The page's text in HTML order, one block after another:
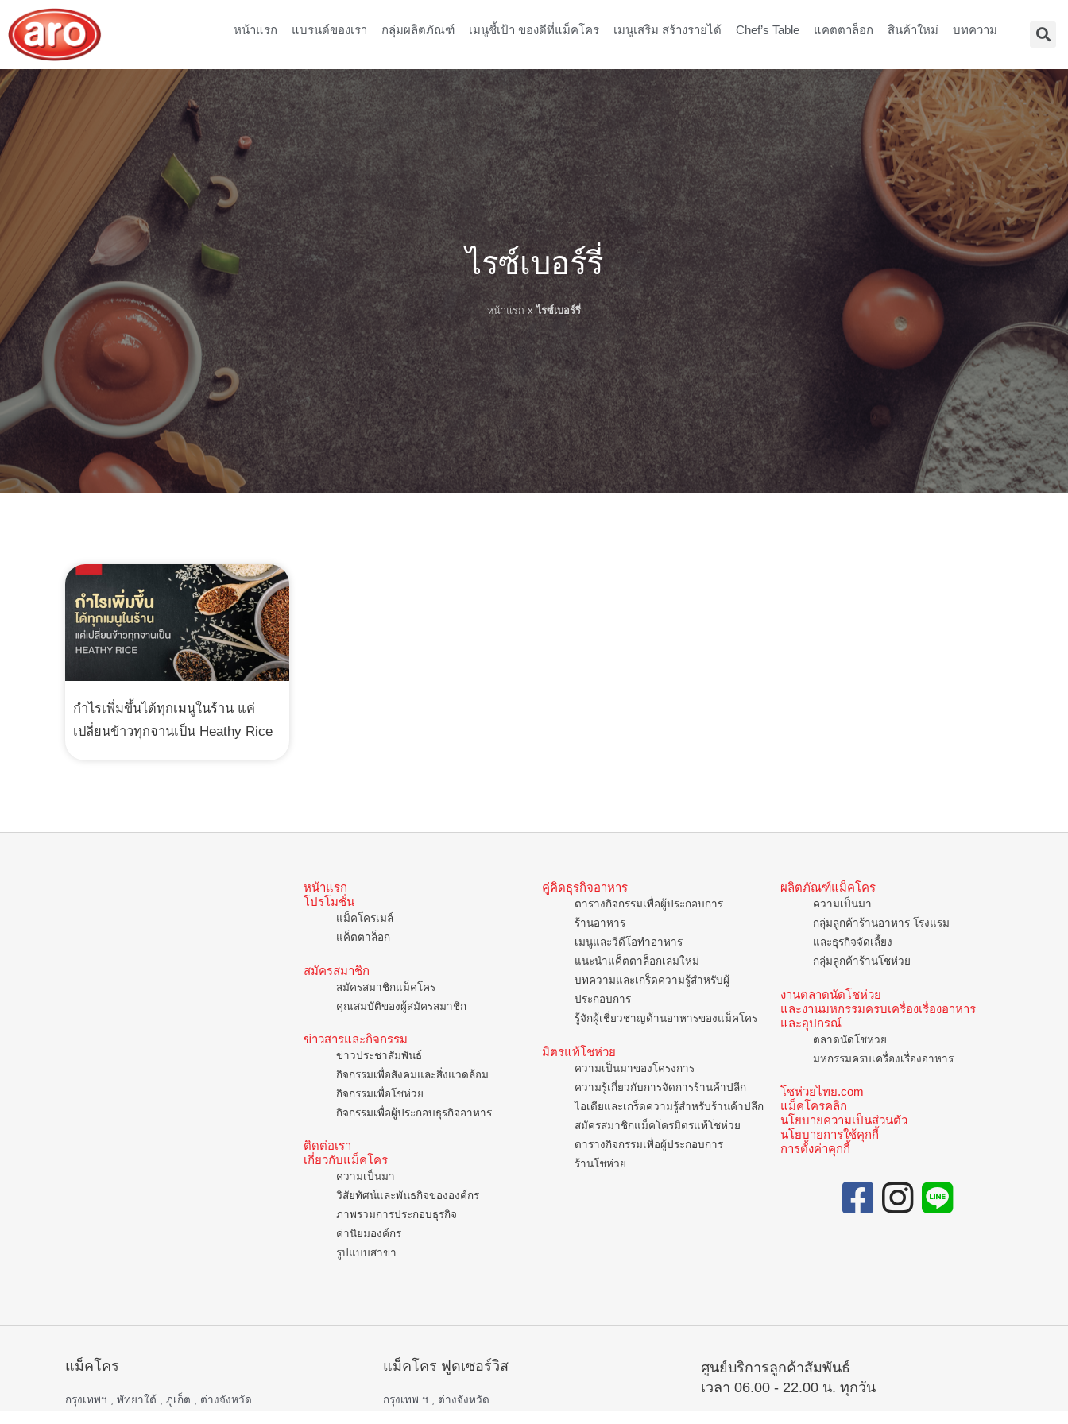
หน้าแรก แบรนด์ของเรา กลุ่มผลิตภัณฑ์ เมนูชี้เป้า ของดีที่แม็คโคร เมนูเสริม สร้างรายได้ Chef’s Table แคตตาล็อก สินค้าใหม่ บทความ
ไรซ์เบอร์รี่
หน้าแรกxไรซ์เบอร์รี่
กำไรเพิ่มขึ้นได้ทุกเมนูในร้าน แค่
เปลี่ยนข้าวทุกจานเป็น Heathy Rice
หน้าแรก
โปรโมชั่น
แม็คโครเมล์
แค็ตตาล็อก
สมัครสมาชิก
สมัครสมาชิกแม็คโคร
คุณสมบัติของผู้สมัครสมาชิก
ข่าวสารและกิจกรรม
ข่าวประชาสัมพันธ์
กิจกรรมเพื่อสังคมและสิ่งแวดล้อม
กิจกรรมเพื่อโชห่วย
กิจกรรมเพื่อผู้ประกอบธุรกิจอาหาร
ติดต่อเรา
เกี่ยวกับแม็คโคร
ความเป็นมา
วิสัยทัศน์และพันธกิจขององค์กร
ภาพรวมการประกอบธุรกิจ
ค่านิยมองค์กร
รูปแบบสาขา
คู่คิดธุรกิจอาหาร
ตารางกิจกรรมเพื่อผู้ประกอบการ
ร้านอาหาร
เมนูและวีดีโอทำอาหาร
แนะนำแค็ตตาล็อกเล่มใหม่
บทความและเกร็ดความรู้สำหรับผู้
ประกอบการ
รู้จักผู้เชี่ยวชาญด้านอาหารของแม็คโคร
มิตรแท้โชห่วย
ความเป็นมาของโครงการ
ความรู้เกี่ยวกับการจัดการร้านค้าปลีก
ไอเดียและเกร็ดความรู้สำหรับร้านค้าปลีก
สมัครสมาชิกแม็คโครมิตรแท้โชห่วย
ตารางกิจกรรมเพื่อผู้ประกอบการ
ร้านโชห่วย
ผลิตภัณฑ์แม็คโคร
ความเป็นมา
กลุ่มลูกค้าร้านอาหาร โรงแรม
และธุรกิจจัดเลี้ยง
กลุ่มลูกค้าร้านโชห่วย
งานตลาดนัดโชห่วย
และงานมหกรรมครบเครื่องเรื่องอาหาร
และอุปกรณ์
ตลาดนัดโชห่วย
มหกรรมครบเครื่องเรื่องอาหาร
โชห่วยไทย.com
แม็คโครคลิก
นโยบายความเป็นส่วนตัว
นโยบายการใช้คุกกี้
การตั้งค่าคุกกี้
แม็คโคร
กรุงเทพฯ , พัทยาใต้ , ภูเก็ต , ต่างจังหวัด
แม็คโคร ฟูดเซอร์วิส
กรุงเทพ ฯ , ต่างจังหวัด
ศูนย์บริการลูกค้าสัมพันธ์
เวลา 06.00 - 22.00 น. ทุกวัน